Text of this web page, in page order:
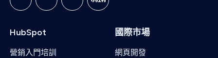
HubSpot
營銷入門培訓
國際市場
網頁開發